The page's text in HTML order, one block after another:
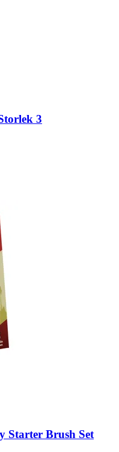
3
Starter Brush Set